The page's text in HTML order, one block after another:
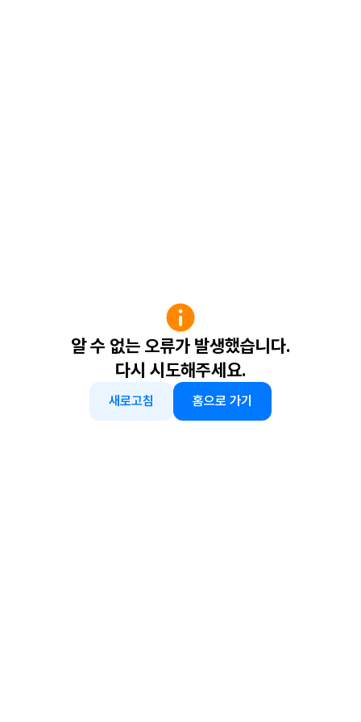
알 수 없는 오류가 발생했습니다.
다시 시도해주세요.
새로고침 홈으로 가기